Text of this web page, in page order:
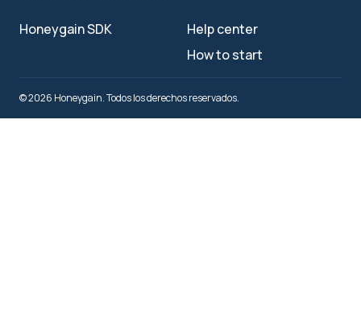
Honeygain SDK
Help center
How to start
© 2026 Honeygain. Todos los derechos reservados.